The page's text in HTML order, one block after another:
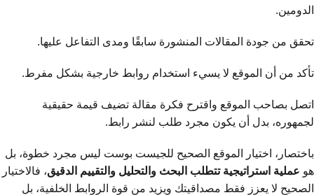
الدومين.
تحقق من جودة المقالات المنشورة سابقًا ومدى التفاعل عليها.
تأكد من أن الموقع لا يسيء استخدام روابط خارجية بشكل مفرط.
اتصل بصاحب الموقع واقترح فكرة مقالة تضيف قيمة حقيقية
لجمهوره، بدل أن يكون مجرد طلب لنشر رابط.
باختصار، اختيار الموقع الصحيح للجيست بوست ليس مجرد خطوة، بل
هو عملية استراتيجية تتطلب البحث والتحليل والتقييم الدقيق، فالاختيار
الصحيح لا يعزز فقط مصداقيتك ويزيد من قوة الروابط الخلفية، بل